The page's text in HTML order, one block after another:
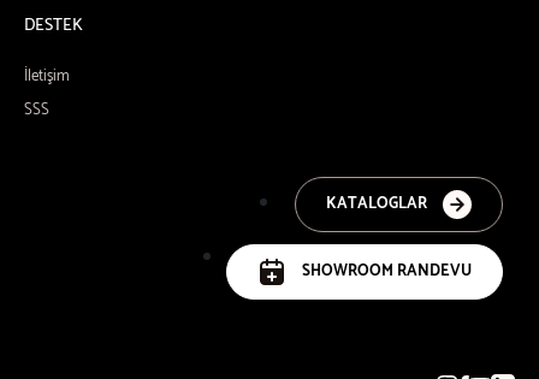
DESTEK
İletişim
SSS
KATALOGLAR
SHOWROOM RANDEVU